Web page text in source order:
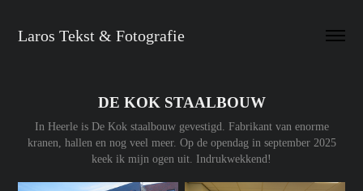
Laros Tekst & Fotografie
DE KOK STAALBOUW
In Heerle is De Kok staalbouw gevestigd. Fabrikant van enorme
kranen, hallen en nog veel meer. Op de opendag in september 2025
keek ik mijn ogen uit. Indrukwekkend!